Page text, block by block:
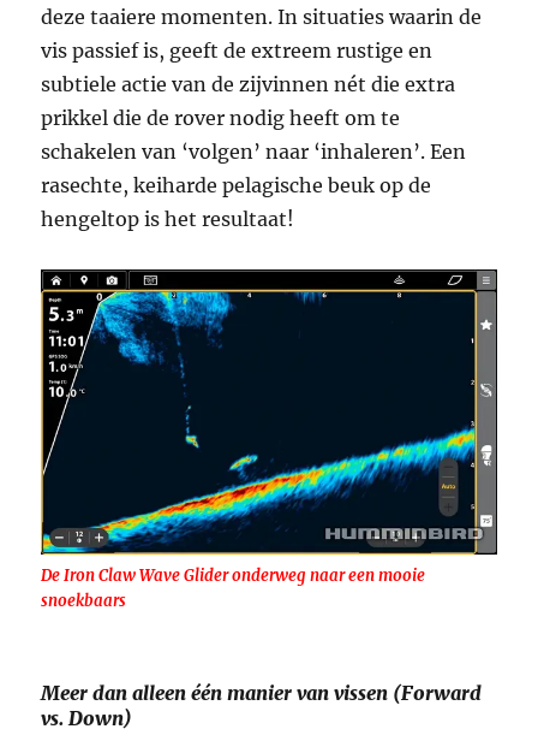
deze taaiere momenten. In situaties waarin de
vis passief is, geeft de extreem rustige en
subtiele actie van de zijvinnen nét die extra
prikkel die de rover nodig heeft om te
schakelen van ‘volgen’ naar ‘inhaleren’. Een
rasechte, keiharde pelagische beuk op de
hengeltop is het resultaat!
De Iron Claw Wave Glider onderweg naar een mooie
snoekbaars
Meer dan alleen één manier van vissen (Forward
vs. Down)